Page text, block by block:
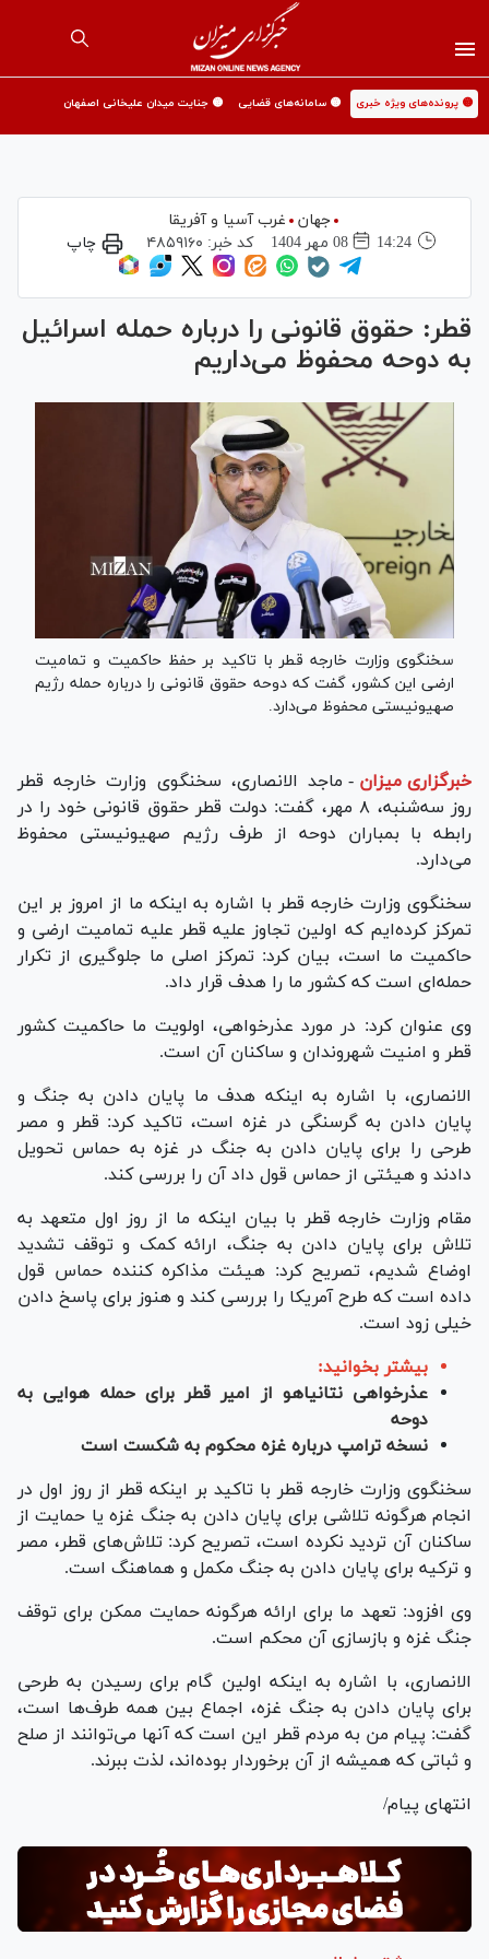
🟡 پرونده‌های ویژه خبری 🟡 سامانه‌های قضایی 🟡 جنایت میدان علیخانی اصفهان
جهان
غرب آسیا و آفریقا
14:24
08 مهر 1404 کد خبر: ۴۸۵۹۱۶۰ چاپ
قطر: حقوق قانونی را درباره حمله اسرائیل
به دوحه محفوظ می‌داریم
سخنگوی وزارت خارجه قطر با تاکید بر حفظ حاکمیت و تمامیت
ارضی این کشور، گفت که دوحه حقوق قانونی را درباره حمله رژیم
صهیونیستی محفوظ می‌دارد.
خبرگزاری میزان - ماجد الانصاری، سخنگوی وزارت خارجه قطر
روز سه‌شنبه، ۸ مهر، گفت: دولت قطر حقوق قانونی خود را در
رابطه با بمباران دوحه از طرف رژیم صهیونیستی محفوظ
می‌دارد.
سخنگوی وزارت خارجه قطر با اشاره به اینکه ما از امروز بر این
تمرکز کرده‌ایم که اولین تجاوز علیه قطر علیه تمامیت ارضی و
حاکمیت ما است، بیان کرد: تمرکز اصلی ما جلوگیری از تکرار
حمله‌ای است که کشور ما را هدف قرار داد.
وی عنوان کرد: در مورد عذرخواهی، اولویت ما حاکمیت کشور
قطر و امنیت شهروندان و ساکنان آن است.
الانصاری، با اشاره به اینکه هدف ما پایان دادن به جنگ و
پایان دادن به گرسنگی در غزه است، تاکید کرد: قطر و مصر
طرحی را برای پایان دادن به جنگ در غزه به حماس تحویل
دادند و هیئتی از حماس قول داد آن را بررسی کند.
مقام وزارت خارجه قطر با بیان اینکه ما از روز اول متعهد به
تلاش برای پایان دادن به جنگ، ارائه کمک و توقف تشدید
اوضاع شدیم، تصریح کرد: هیئت مذاکره کننده حماس قول
داده است که طرح آمریکا را بررسی کند و هنوز برای پاسخ دادن
خیلی زود است.
بیشتر بخوانید:
عذرخواهی نتانیاهو از امیر قطر برای حمله هوایی به
دوحه
نسخه ترامپ درباره غزه محکوم به شکست است
سخنگوی وزارت خارجه قطر با تاکید بر اینکه قطر از روز اول در
انجام هرگونه تلاشی برای پایان دادن به جنگ غزه یا حمایت از
ساکنان آن تردید نکرده است، تصریح کرد: تلاش‌های قطر، مصر
و ترکیه برای پایان دادن به جنگ مکمل و هماهنگ است.
وی افزود: تعهد ما برای ارائه هرگونه حمایت ممکن برای توقف
جنگ غزه و بازسازی آن محکم است.
الانصاری، با اشاره به اینکه اولین گام برای رسیدن به طرحی
برای پایان دادن به جنگ غزه، اجماع بین همه طرف‌ها است،
گفت: پیام من به مردم قطر این است که آنها می‌توانند از صلح
و ثباتی که همیشه از آن برخوردار بوده‌اند، لذت ببرند.
انتهای پیام/